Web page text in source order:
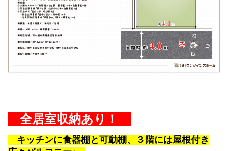
全居室収納あり！
キッチンに食器棚と可動棚、３階には屋根付き